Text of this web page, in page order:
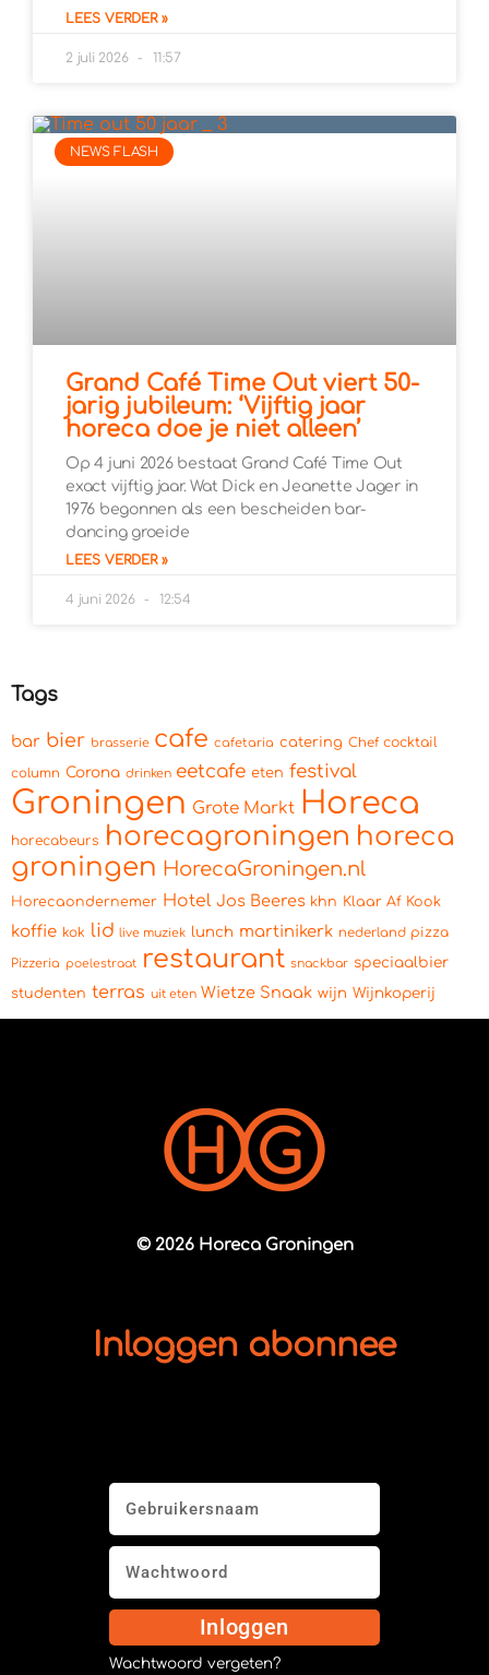
LEES VERDER »
2 juli 2026 11:57
NEWS FLASH
Grand Café Time Out viert 50-
jarig jubileum: ‘Vijftig jaar
horeca doe je niet alleen’
Op 4 juni 2026 bestaat Grand Café Time Out
exact vijftig jaar. Wat Dick en Jeanette Jager in
1976 begonnen als een bescheiden bar-
dancing groeide
LEES VERDER »
4 juni 2026 12:54
Tags
bar bier brasserie cafe cafetaria catering Chef cocktail
column Corona drinken eetcafe eten festival
Groningen Grote Markt Horeca
horecabeurs horecagroningen horeca
groningen HorecaGroningen.nl
Horecaondernemer Hotel Jos Beeres khn Klaar Af Kook
koffie kok lid live muziek lunch martinikerk nederland pizza
Pizzeria poelestraat restaurant snackbar speciaalbier
studenten terras uit eten Wietze Snaak wijn Wijnkoperij
© 2026 Horeca Groningen
Inloggen abonnee
Inloggen
Wachtwoord vergeten?